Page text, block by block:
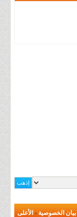
بيان الخصوصية - الأعلى